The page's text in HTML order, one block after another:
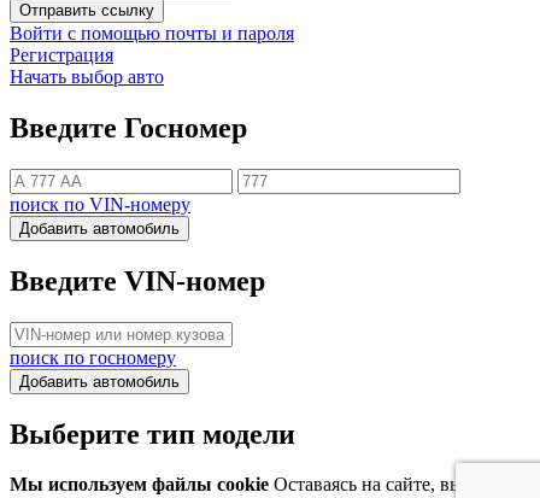
Отправить ссылку
Войти с помощью почты и пароля
Регистрация
Начать выбор авто
Введите Госномер
поиск по VIN-номеру
Добавить автомобиль
Введите VIN-номер
поиск по госномеру
Добавить автомобиль
Выберите тип модели
Мы используем файлы cookie Оставаясь на сайте, вы